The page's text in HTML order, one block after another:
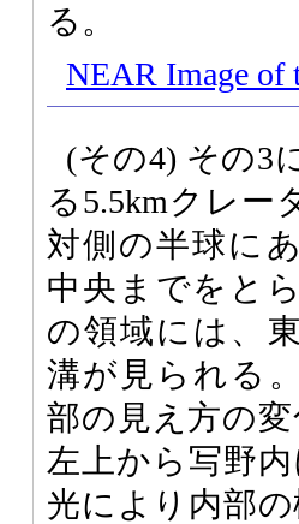
る。
NEAR Image of
(その4) その3
る5.5kmクレー
対側の半球に
中央までをと
の領域には、
溝が見られる
部の見え方の
左上から写野
光により内部